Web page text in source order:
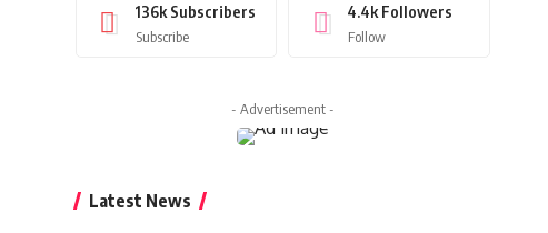
136k Subscribers
Subscribe
4.4k Followers
Follow
- Advertisement -
Latest News